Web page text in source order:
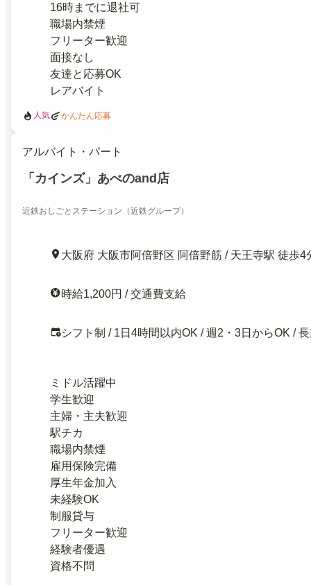
16時までに退社可
職場内禁煙
フリーター歓迎
面接なし
友達と応募OK
レアバイト
人気 かんたん応募
アルバイト・パート
「カインズ」あべのand店
近鉄おしごとステーション（近鉄グループ）
大阪府 大阪市阿倍野区 阿倍野筋 / 天王寺駅 徒歩4
時給1,200円 / 交通費支給
シフト制 / 1日4時間以内OK / 週2・3日からOK /
ミドル活躍中
学生歓迎
主婦・主夫歓迎
駅チカ
職場内禁煙
雇用保険完備
厚生年金加入
未経験OK
制服貸与
フリーター歓迎
経験者優遇
資格不問